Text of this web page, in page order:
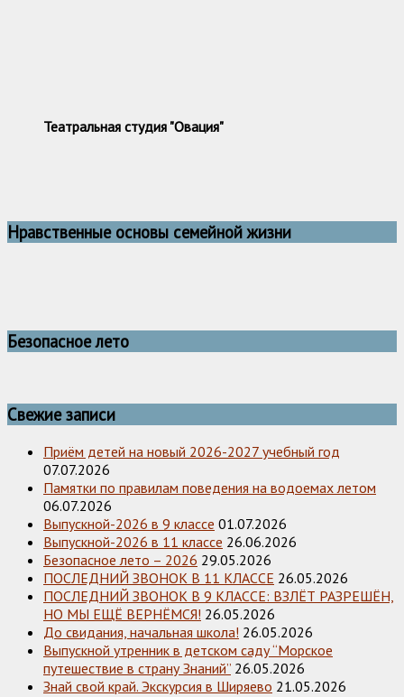
Театральная студия "Овация"
Нравственные основы семейной жизни
Безопасное лето
Свежие записи
Приём детей на новый 2026-2027 учебный год
07.07.2026
Памятки по правилам поведения на водоемах летом
06.07.2026
Выпускной-2026 в 9 классе 01.07.2026
Выпускной-2026 в 11 классе 26.06.2026
Безопасное лето – 2026 29.05.2026
ПОСЛЕДНИЙ ЗВОНОК В 11 КЛАССЕ 26.05.2026
ПОСЛЕДНИЙ ЗВОНОК В 9 КЛАССЕ: ВЗЛЁТ РАЗРЕШЁН,
НО МЫ ЕЩЁ ВЕРНЁМСЯ! 26.05.2026
До свидания, начальная школа! 26.05.2026
Выпускной утренник в детском саду “Морское
путешествие в страну Знаний” 26.05.2026
Знай свой край. Экскурсия в Ширяево 21.05.2026